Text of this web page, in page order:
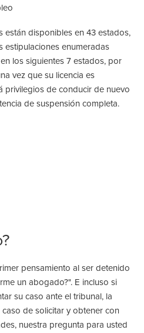
están disponibles en 43 estados,
estipulaciones enumeradas
los siguientes 7 estados, por
vez que su licencia es
privilegios de conducir de nuevo
de suspensión completa.
pensamiento al ser detenido
un abogado?". E incluso si
su caso ante el tribunal, la
de solicitar y obtener con
nuestra pregunta para usted